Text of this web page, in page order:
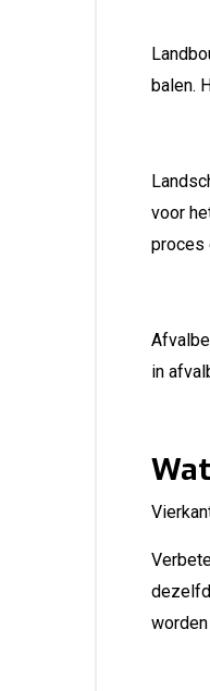
balen.
voor
proces
in